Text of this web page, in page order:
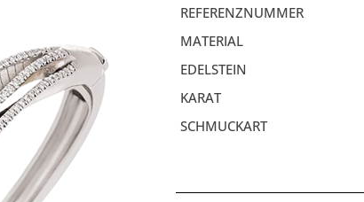
REFERENZNUMMER
MATERIAL
EDELSTEIN
KARAT
SCHMUCKART